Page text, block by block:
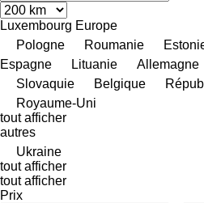
Luxembourg Europe
Pologne
Roumanie
Espagne
Lituanie Allemagne
Slovaquie
Belgique
Royaume-Uni
tout afficher
autres
Ukraine
tout afficher
tout afficher
Prix